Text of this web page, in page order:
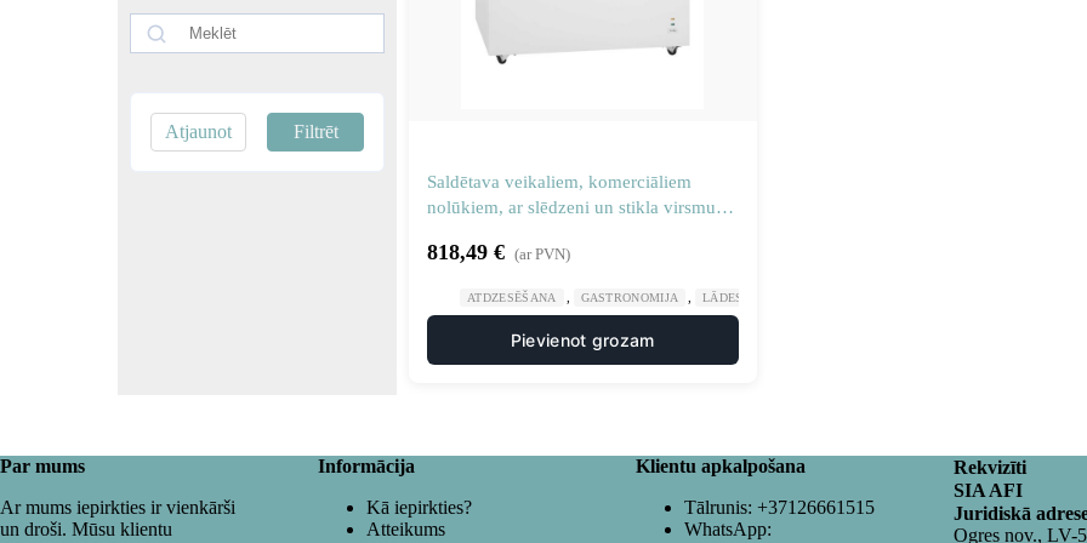
Filtrēt
Atjaunot
Saldētava veikaliem, komerciāliem
nolūkiem, ar slēdzeni un stikla virsmu
818,49 € (ar PVN)
ATDZESĒŠANA GASTRONOMIJA LĀDES SALDĒTAVAS UN LEDUSSKAPJI
Pievienot grozam
Par mums
Ar mums iepirkties ir vienkārši
un droši. Mūsu klientu
Informācija
Kā iepirkties?
Atteikums
Klientu apkalpošana
Tālrunis: +37126661515
WhatsApp:
Rekvizīti
SIA AFI
Juridiskā
Ogres nov., LV-